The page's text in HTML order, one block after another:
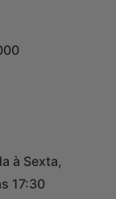
à Sexta,
17:30